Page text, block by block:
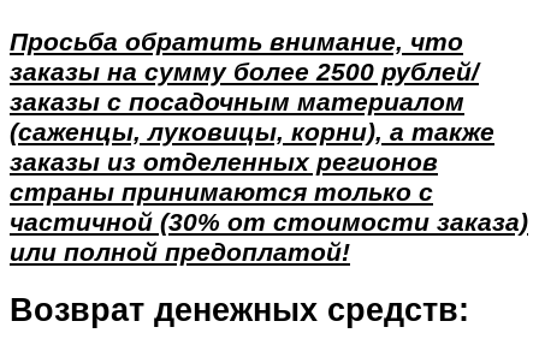
Просьба обратить внимание, что
заказы на сумму более 2500 рублей/
заказы с посадочным материалом
(саженцы, луковицы, корни), а также
заказы из отделенных регионов
страны принимаются только с
частичной (30% от стоимости заказа)
или полной предоплатой!
Возврат денежных средств: